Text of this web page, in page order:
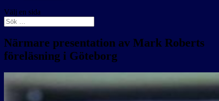
Välj en sida
Närmare presentation av Mark Roberts
föreläsning i Göteborg